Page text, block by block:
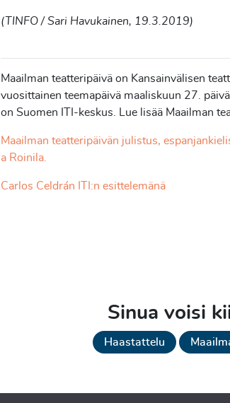
(TINFO / Sari Havukainen, 19.3.2019)
Maailman teatteripäivä on Kansainvälisen
vuosittainen teemapäivä maaliskuun 27.
on Suomen ITI-keskus. Lue lisää Maailman
Maailman teatteripäivän julistus,
a Roinila.
Carlos Celdrán ITI:n esittelemänä
Sinua voisi
Haastattelu